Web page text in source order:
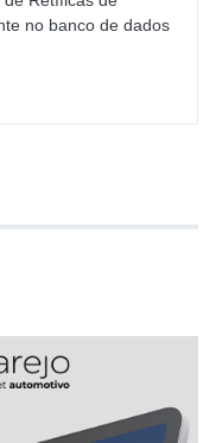
no banco de dados